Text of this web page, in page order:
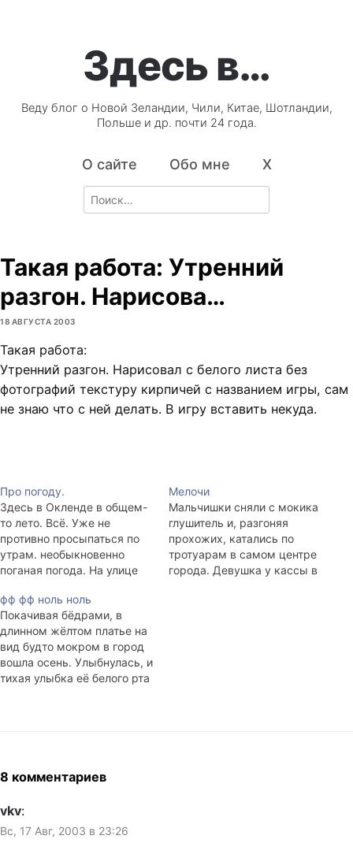
Здесь в…
Веду блог о Новой Зеландии, Чили, Китае, Шотландии,
Польше и др. почти 24 года.
О сайте Обо мне X
Search
for:
Такая работа: Утренний
разгон. Нарисова…
18 АВГУСТА 2003
Такая работа:
Утренний разгон. Нарисовал с белого листа без
фотографий текстуру кирпичей с названием игры, сам
не знаю что с ней делать. В игру вставить некуда.
Про погоду.
Здесь в Окленде в общем-
то лето. Всё. Уже не
противно просыпаться по
утрам. необыкновенно
поганая погода. На улице
дождь и сильный ветер,
который обрывает
лепестки цветущих
растений и валит
дорожные знаки. Честное
слово, сам видел
Мелочи
Мальчишки сняли с мокика
глушитель и, разгоняя
прохожих, катались по
тротуарам в самом центре
города. Девушка у кассы в
фф фф ноль ноль
Покачивая бёдрами, в
длинном жёлтом платье на
вид будто мокром в город
вошла осень. Улыбнулась, и
тихая улыбка её белого рта
телефонов и домов. Из
чёрной земли на свежих
газонах…
8 комментариев
vkv:
Вс, 17 Авг, 2003 в 23:26